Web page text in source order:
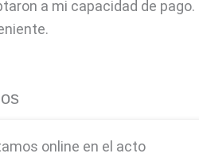
a mi capacidad de
online en el acto